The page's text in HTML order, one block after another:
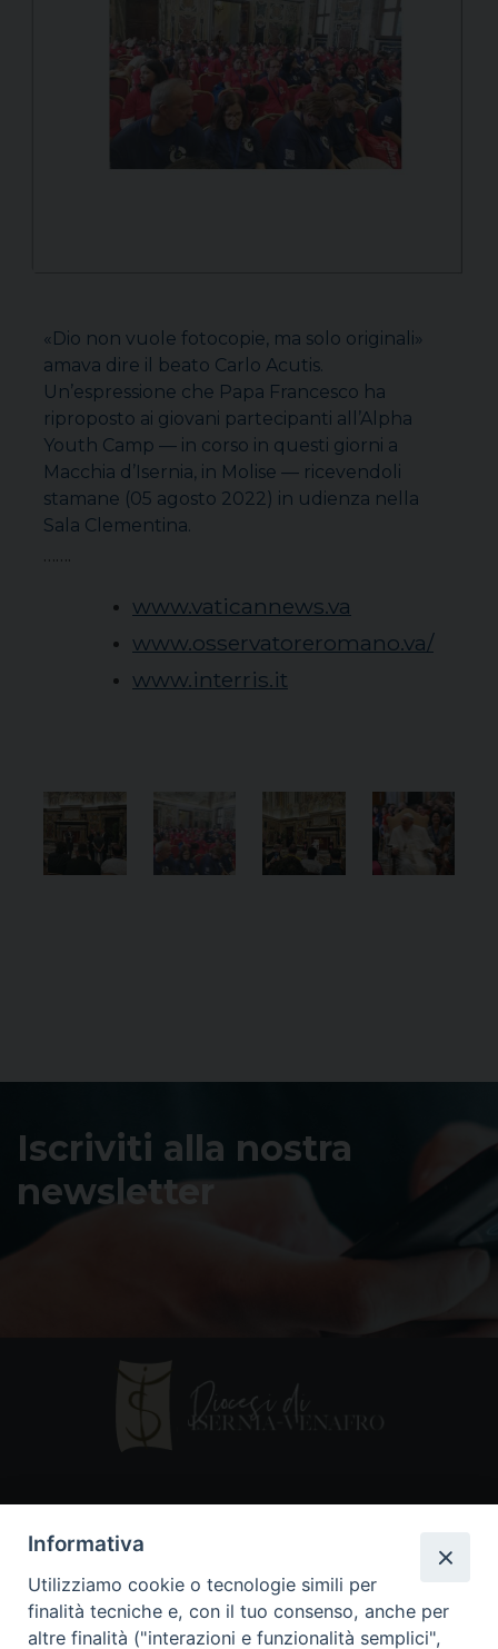
«Dio non vuole fotocopie, ma solo originali»
amava dire il beato Carlo Acutis.
Un’espressione che Papa Francesco ha
riproposto ai giovani partecipanti all’Alpha
Youth Camp — in corso in questi giorni a
Macchia d’Isernia, in Molise — ricevendoli
stamane (05 agosto 2022) in udienza nella
Sala Clementina.
…….
www.vaticannews.va
www.osservatoreromano.va/
www.interris.it
Iscriviti alla nostra
newsletter
86170 Isernia
086550849
Informativa
Utilizziamo cookie o tecnologie simili per
finalità tecniche e, con il tuo consenso, anche per
altre finalità ("interazioni e funzionalità semplici",